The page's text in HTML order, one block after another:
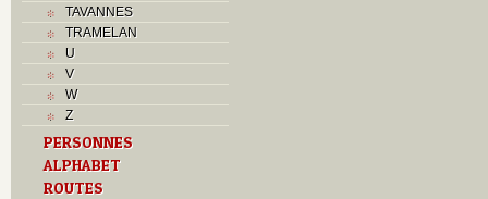
TAVANNES
TRAMELAN
U
V
W
Z
PERSONNES
ALPHABET
ROUTES